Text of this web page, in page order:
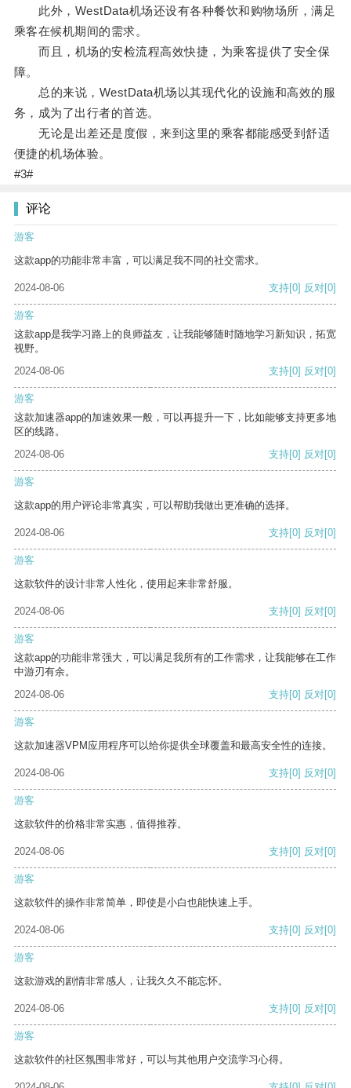
此外，WestData机场还设有各种餐饮和购物场所，满足
乘客在候机期间的需求。
而且，机场的安检流程高效快捷，为乘客提供了安全保
障。
总的来说，WestData机场以其现代化的设施和高效的服
务，成为了出行者的首选。
无论是出差还是度假，来到这里的乘客都能感受到舒适
便捷的机场体验。
#3#
评论
游客
这款app的功能非常丰富，可以满足我不同的社交需求。
2024-08-06 支持[0] 反对[0]
游客
这款app是我学习路上的良师益友，让我能够随时随地学习新知识，拓宽
视野。
2024-08-06
支持[0] 反对[0]
游客
这款加速器app的加速效果一般，可以再提升一下，比如能够支持更多地
区的线路。
2024-08-06
支持[0] 反对[0]
游客
这款app的用户评论非常真实，可以帮助我做出更准确的选择。
2024-08-06 支持[0] 反对[0]
游客
这款软件的设计非常人性化，使用起来非常舒服。
2024-08-06 支持[0] 反对[0]
游客
这款app的功能非常强大，可以满足我所有的工作需求，让我能够在工作
中游刃有余。
2024-08-06
支持[0] 反对[0]
游客
这款加速器VPM应用程序可以给你提供全球覆盖和最高安全性的连接。
2024-08-06 支持[0] 反对[0]
游客
这款软件的价格非常实惠，值得推荐。
2024-08-06 支持[0] 反对[0]
游客
这款软件的操作非常简单，即使是小白也能快速上手。
2024-08-06 支持[0] 反对[0]
游客
这款游戏的剧情非常感人，让我久久不能忘怀。
2024-08-06 支持[0] 反对[0]
游客
这款软件的社区氛围非常好，可以与其他用户交流学习心得。